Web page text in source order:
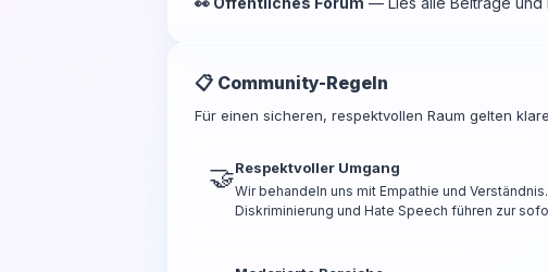
📋 Community-Regeln
Für einen sicheren, respektvollen Raum gelten
🤝Respektvoller Umgang
Wir behandeln uns mit Empathie und
Diskriminierung und Hate Speech führen zur